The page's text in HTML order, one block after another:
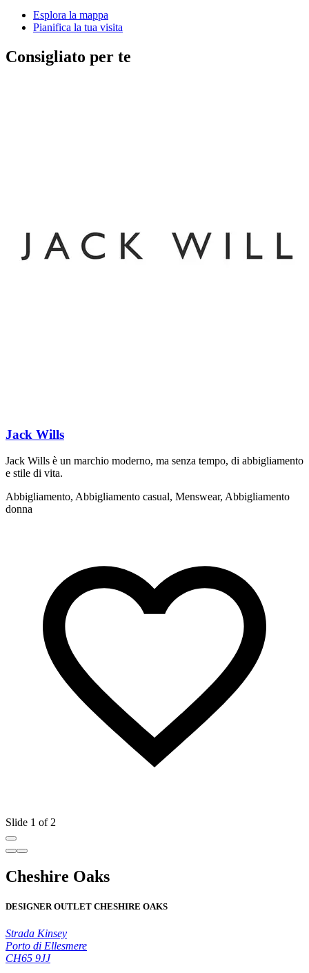
Esplora la mappa
Pianifica la tua visita
Consigliato per te
Jack Wills
Jack Wills è un marchio moderno, ma senza tempo, di abbigliamento
e stile di vita.
Abbigliamento, Abbigliamento casual, Menswear, Abbigliamento
donna
Slide 1 of 2
Cheshire Oaks
DESIGNER OUTLET CHESHIRE OAKS
Strada Kinsey
Porto di Ellesmere
CH65 9JJ